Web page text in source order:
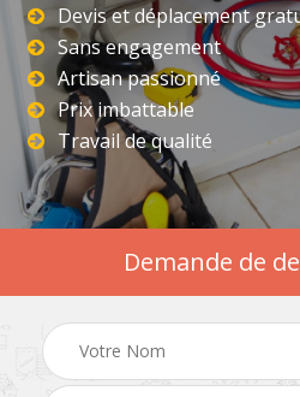
Devis et déplacement
Sans engagement
Artisan passionné
Prix imbattable
Travail de qualité
Demande de